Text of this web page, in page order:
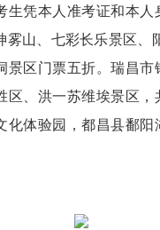
生凭本人准考证和本人
雾山、七彩长乐景区、
景区门票五折。瑞昌市
区、洪一苏维埃景区，
化体验园，都昌县鄱阳